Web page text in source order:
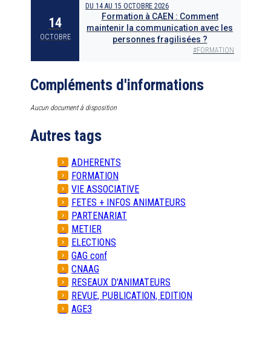
14
OCTOBRE
DU 14 AU 15 OCTOBRE 2026
Formation à CAEN : Comment
maintenir la communication avec les
personnes fragilisées ?
#FORMATION
Compléments d'informations
Aucun document à disposition
Autres tags
ADHERENTS
FORMATION
VIE ASSOCIATIVE
FETES + INFOS ANIMATEURS
PARTENARIAT
METIER
ELECTIONS
GAG conf
CNAAG
RESEAUX D'ANIMATEURS
REVUE, PUBLICATION, EDITION
AGE3